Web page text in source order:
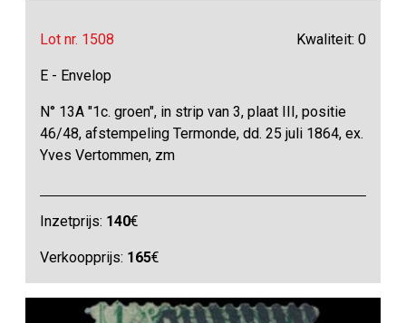
Lot nr. 1508 Kwaliteit: 0
E - Envelop
N° 13A "1c. groen", in strip van 3, plaat III, positie
46/48, afstempeling Termonde, dd. 25 juli 1864, ex.
Yves Vertommen, zm
Inzetprijs: 140€
Verkoopprijs: 165€